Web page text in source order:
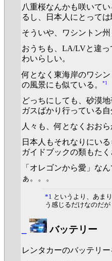
八重桜なんかも咲いて
るし、日本人にとっては
そういや、ワシントン州
おうちも、LA/LVと違
わいらしい。
何となく東海岸のワシ
の風景にも似ている。
*1
どっちにしても、砂漠
ガスばかり行っている自
人々も、何となくおおら
日本人もそれなりにい
ガイドブックの類もたく
「オレゴンから愛」な
ぁ。。。
*1 というより、あま
う感じるだけなのだが
バッテリー
レンタカーのバッテリ